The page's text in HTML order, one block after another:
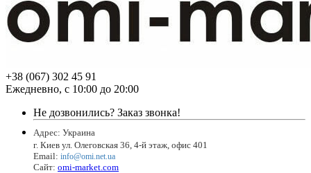
+38 (067) 302 45 91
Ежедневно, с 10:00 до 20:00
Не дозвонились? Заказ звонка!
Адрес: Украина
г. Киев ул. Олеговская 36, 4-й этаж, офис 401
Email: info@omi.net.ua
Сайт: omi-market.com